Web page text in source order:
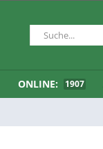
ONLINE: 1907